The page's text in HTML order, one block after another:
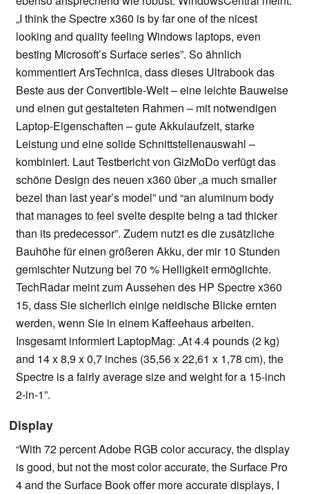
„I think the Spectre x360 is by far one of the nicest
looking and quality feeling Windows laptops, even
besting Microsoft’s Surface series”. So ähnlich
kommentiert ArsTechnica, dass dieses Ultrabook das
Beste aus der Convertible-Welt – eine leichte Bauweise
und einen gut gestalteten Rahmen – mit notwendigen
Laptop-Eigenschaften – gute Akkulaufzeit, starke
Leistung und eine solide Schnittstellenauswahl –
kombiniert. Laut Testbericht von GizMoDo verfügt das
schöne Design des neuen x360 über „a much smaller
bezel than last year’s model” und “an aluminum body
that manages to feel svelte despite being a tad thicker
than its predecessor”. Zudem nutzt es die zusätzliche
Bauhöhe für einen größeren Akku, der mir 10 Stunden
gemischter Nutzung bei 70 % Helligkeit ermöglichte.
TechRadar meint zum Aussehen des HP Spectre x360
15, dass Sie sicherlich einige neidische Blicke ernten
werden, wenn Sie in einem Kaffeehaus arbeiten.
Insgesamt informiert LaptopMag: „At 4.4 pounds (2 kg)
and 14 x 8,9 x 0,7 inches (35,56 x 22,61 x 1,78 cm), the
Spectre is a fairly average size and weight for a 15-inch
2-in-1”.
Display
“With 72 percent Adobe RGB color accuracy, the display
is good, but not the most color accurate, the Surface Pro
4 and the Surface Book offer more accurate displays, I